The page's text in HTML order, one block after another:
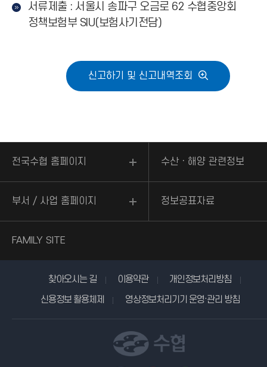
서류제출 : 서울시 송파구 오금로 62 수협중앙회
정책보험부 SIU(보험사기전담)
신고하기 및 신고내역조회
전국수협 홈페이지 수산ㆍ해양 관련정보
부서 / 사업 홈페이지 정보공표자료
FAMILY SITE
찾아오시는 길 이용약관
개인정보처리방침
신용정보 활용체제
영상정보처리기기 운영·관리 방침